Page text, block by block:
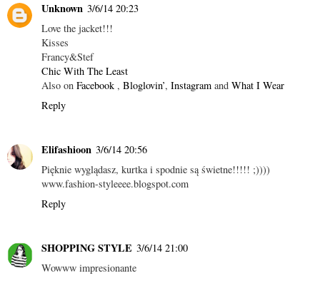
Unknown 3/6/14 20:23
Love the jacket!!!
Kisses
Francy&Stef
Chic With The Least
Also on Facebook , Bloglovin’, Instagram and What I Wear
Reply
Elifashioon 3/6/14 20:56
Pięknie wyglądasz, kurtka i spodnie są świetne!!!!! ;))))
www.fashion-styleeee.blogspot.com
Reply
SHOPPING STYLE 3/6/14 21:00
Wowww impresionante